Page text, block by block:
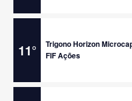
11°
Trigono Horizon
FIF Ações